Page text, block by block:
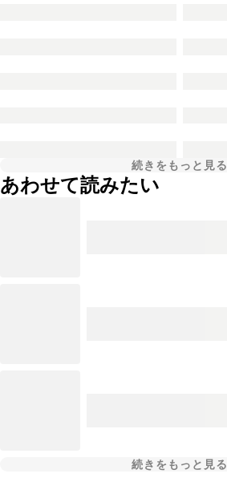
続きをもっと見る
あわせて読みたい
続きをもっと見る